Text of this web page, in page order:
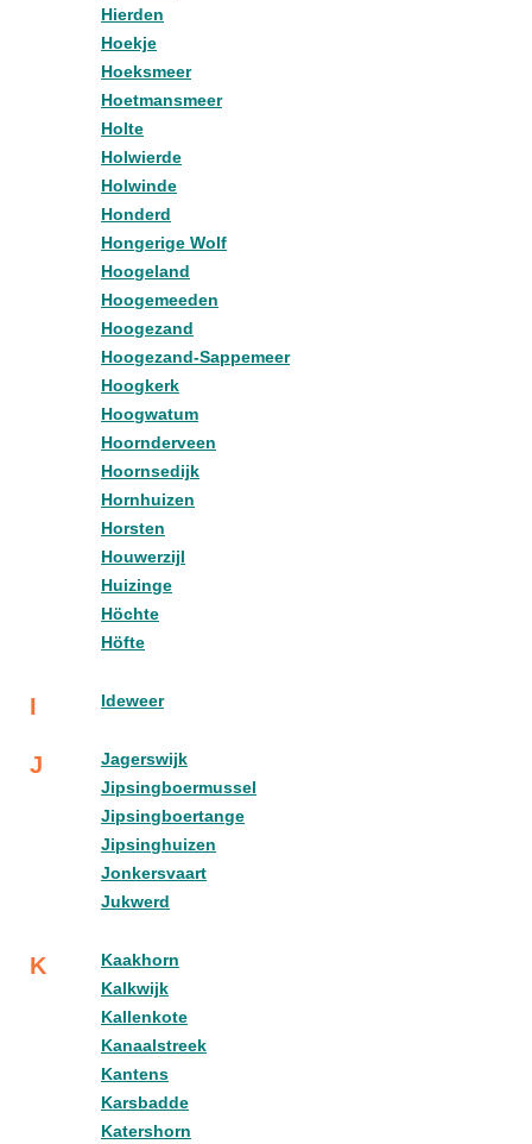
Hierden
Hoekje
Hoeksmeer
Hoetmansmeer
Holte
Holwierde
Holwinde
Honderd
Hongerige Wolf
Hoogeland
Hoogemeeden
Hoogezand
Hoogezand-Sappemeer
Hoogkerk
Hoogwatum
Hoornderveen
Hoornsedijk
Hornhuizen
Horsten
Houwerzijl
Huizinge
Höchte
Höfte
I Ideweer
J
Jagerswijk
Jipsingboermussel
Jipsingboertange
Jipsinghuizen
Jonkersvaart
Jukwerd
K
Kaakhorn
Kalkwijk
Kallenkote
Kanaalstreek
Kantens
Karsbadde
Katershorn